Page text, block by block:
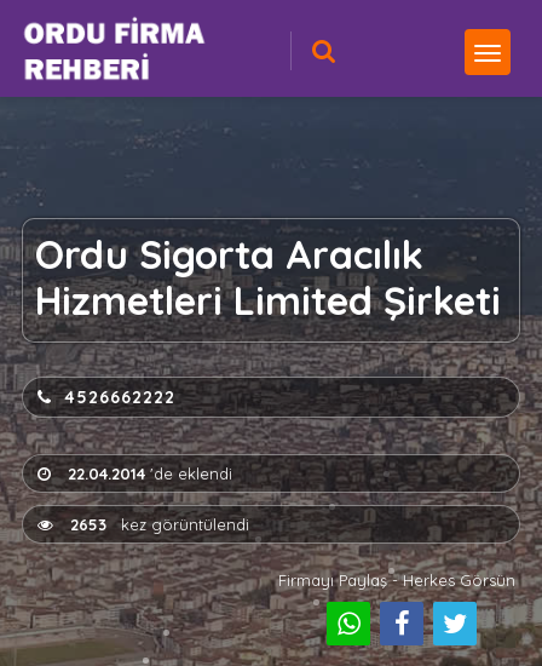
Ordu Sigorta Aracılık
Hizmetleri Limited Şirketi
4526662222
22.04.2014'de eklendi
2653kez görüntülendi
Firmayı Paylaş - Herkes Görsün